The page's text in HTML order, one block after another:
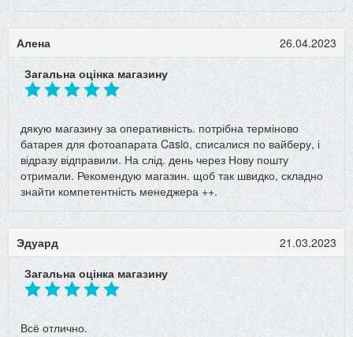
Алена
26.04.2023
Загальна оцінка магазину
дякую магазину за оперативність. потрібна терміново
батарея для фотоапарата Casio, списалися по вайберу, і
відразу відправили. На слід. день через Нову пошту
отримали. Рекомендую магазин. щоб так швидко, складно
знайти компетентність менеджера ++.
Эдуард
21.03.2023
Загальна оцінка магазину
Всё отлично.